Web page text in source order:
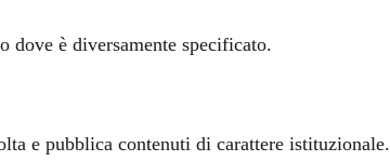
dove è diversamente specificato.
e pubblica contenuti di carattere istituzionale.